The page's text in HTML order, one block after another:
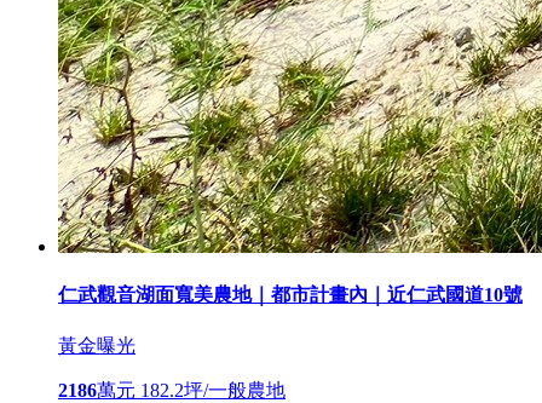
仁武觀音湖面寬美農地｜都市計畫內｜近仁武國道10號
黃金曝光
2186萬元 182.2坪/一般農地